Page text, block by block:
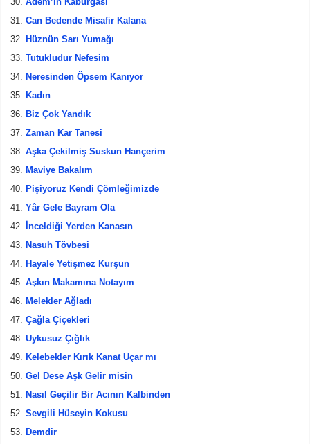
Can Bedende Misafir Kalana
Hüznün Sarı Yumağı
Tutukludur Nefesim
Neresinden Öpsem Kanıyor
Kadın
Biz Çok Yandık
Zaman Kar Tanesi
Aşka Çekilmiş Suskun Hançerim
Maviye Bakalım
Pişiyoruz Kendi Çömleğimizde
Yâr Gele Bayram Ola
İnceldiği Yerden Kanasın
Nasuh Tövbesi
Hayale Yetişmez Kurşun
Aşkın Makamına Notayım
Melekler Ağladı
Çağla Çiçekleri
Uykusuz Çığlık
Kelebekler Kırık Kanat Uçar mı
Gel Dese Aşk Gelir misin
Nasıl Geçilir Bir Acının Kalbinden
Sevgili Hüseyin Kokusu
Demdir